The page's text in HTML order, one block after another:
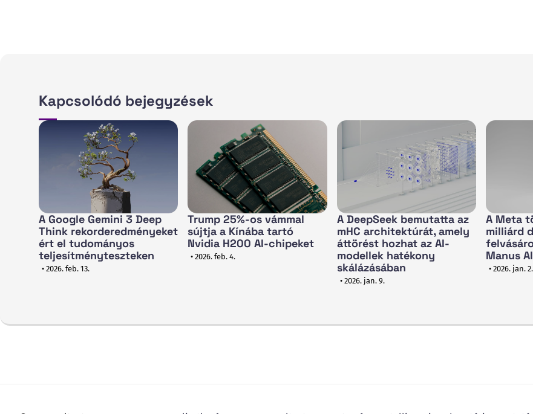
Kapcsolódó bejegyzések
A Google Gemini 3 Deep
Think rekorderedményeket
ért el tudományos
teljesítményteszteken
• 2026. feb. 13.
Trump 25%-os vámmal
sújtja a Kínába tartó
Nvidia H200 AI-chipeket
• 2026. feb. 4.
A DeepSeek bemutatta az
mHC architektúrát, amely
áttörést hozhat az AI-
modellek hatékony
skálázásában
• 2026. jan. 9.
A Meta
milliárd
Manus
• 2026. jan. 2.